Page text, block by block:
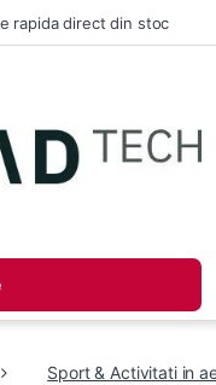
rapida direct din stoc
Sport & Activitati in